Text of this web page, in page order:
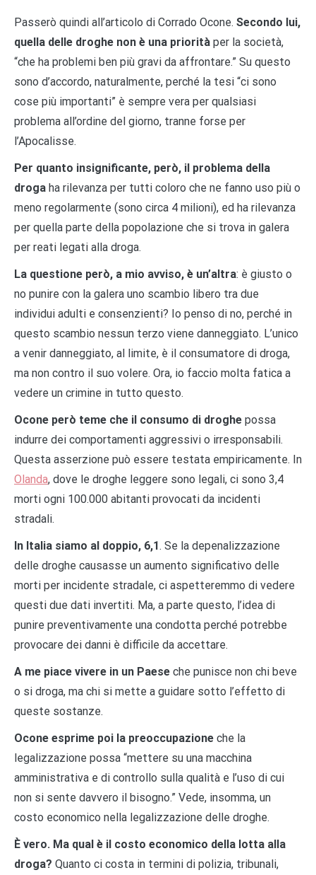
Passerò quindi all’articolo di Corrado Ocone. Secondo lui,
quella delle droghe non è una priorità per la società,
“che ha problemi ben più gravi da affrontare.” Su questo
sono d’accordo, naturalmente, perché la tesi “ci sono
cose più importanti” è sempre vera per qualsiasi
problema all’ordine del giorno, tranne forse per
l’Apocalisse.
Per quanto insignificante, però, il problema della
droga ha rilevanza per tutti coloro che ne fanno uso più o
meno regolarmente (sono circa 4 milioni), ed ha rilevanza
per quella parte della popolazione che si trova in galera
per reati legati alla droga.
La questione però, a mio avviso, è un’altra: è giusto o
no punire con la galera uno scambio libero tra due
individui adulti e consenzienti? Io penso di no, perché in
questo scambio nessun terzo viene danneggiato. L’unico
a venir danneggiato, al limite, è il consumatore di droga,
ma non contro il suo volere. Ora, io faccio molta fatica a
vedere un crimine in tutto questo.
Ocone però teme che il consumo di droghe possa
indurre dei comportamenti aggressivi o irresponsabili.
Questa asserzione può essere testata empiricamente. In
Olanda, dove le droghe leggere sono legali, ci sono 3,4
morti ogni 100.000 abitanti provocati da incidenti
stradali.
In Italia siamo al doppio, 6,1. Se la depenalizzazione
delle droghe causasse un aumento significativo delle
morti per incidente stradale, ci aspetteremmo di vedere
questi due dati invertiti. Ma, a parte questo, l’idea di
punire preventivamente una condotta perché potrebbe
provocare dei danni è difficile da accettare.
A me piace vivere in un Paese che punisce non chi beve
o si droga, ma chi si mette a guidare sotto l’effetto di
queste sostanze.
Ocone esprime poi la preoccupazione che la
legalizzazione possa “mettere su una macchina
amministrativa e di controllo sulla qualità e l’uso di cui
non si sente davvero il bisogno.” Vede, insomma, un
costo economico nella legalizzazione delle droghe.
È vero. Ma qual è il costo economico della lotta alla
droga? Quanto ci costa in termini di polizia, tribunali,